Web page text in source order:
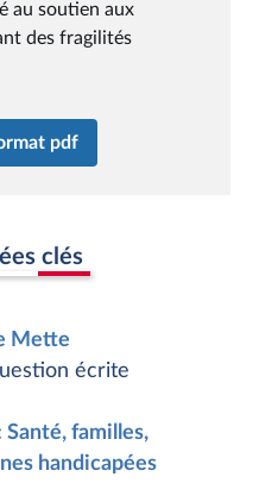
au soutien aux
des fragilités
pdf
clés
Mette
écrite
Santé, familles,
handicapées